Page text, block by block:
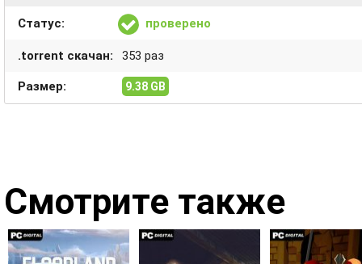
Статус: проверено
.torrent скачан: 353 раз
Размер: 9.38 GB
Смотрите также